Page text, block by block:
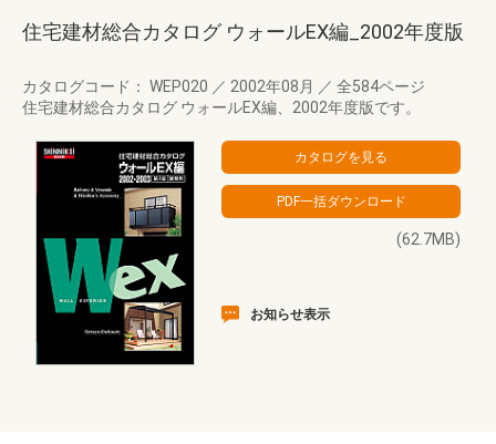
住宅建材総合カタログ ウォールEX編_2002年度版
カタログコード： WEP020 ／ 2002年08月 ／ 全584ページ
住宅建材総合カタログ ウォールEX編、2002年度版です。
(62.7MB)
お知らせ表示